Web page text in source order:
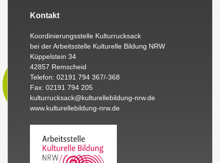
Kontakt
Koordinierungsstelle Kulturrucksack
bei der Arbeitsstelle Kulturelle Bildung NRW
Küppelstein 34
42857 Remscheid
Telefon: 02191 794 367/-368
Fax: 02191 794 205
kulturrucksack@kulturellebildung-nrw.de
www.kulturellebildung-nrw.de